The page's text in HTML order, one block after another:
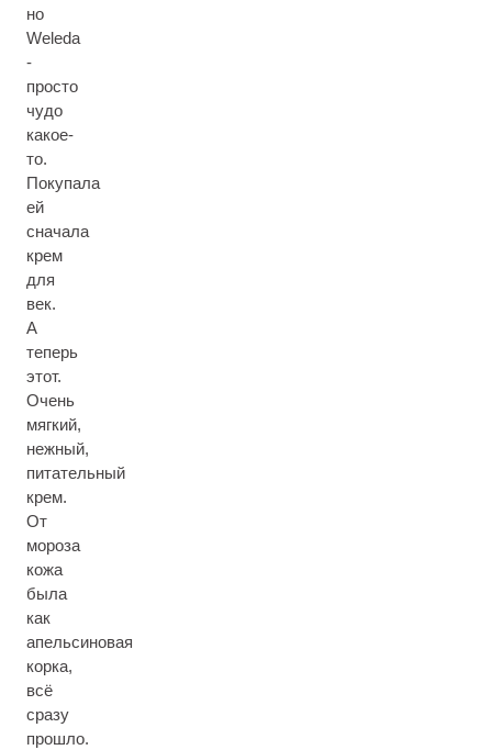
но
Weleda
-
просто
чудо
какое-
то.
Покупала
ей
сначала
крем
для
век.
А
теперь
этот.
Очень
мягкий,
нежный,
питательный
крем.
От
мороза
кожа
была
как
апельсиновая
корка,
всё
сразу
прошло.